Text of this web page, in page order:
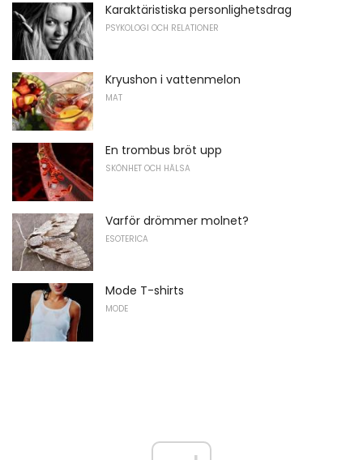
Karaktäristiska personlighetsdrag
PSYKOLOGI OCH RELATIONER
Kryushon i vattenmelon
MAT
En trombus bröt upp
SKÖNHET OCH HÄLSA
Varför drömmer molnet?
ESOTERICA
Mode T-shirts
MODE